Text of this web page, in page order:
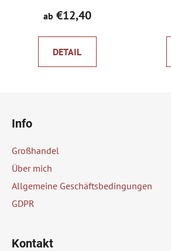
Produktbewertung
5,0
von
ab €12,40
DETAIL
Info
Großhandel
Über mich
Allgemeine Geschäftsbedingungen
GDPR
Kontakt